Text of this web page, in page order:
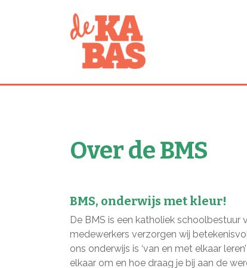
Over de BMS
BMS, onderwijs met kleur!
De BMS is een katholiek schoolbestuur
medewerkers verzorgen wij
ons onderwijs is ‘van en met elkaar
elkaar om en hoe draag je bij aan de